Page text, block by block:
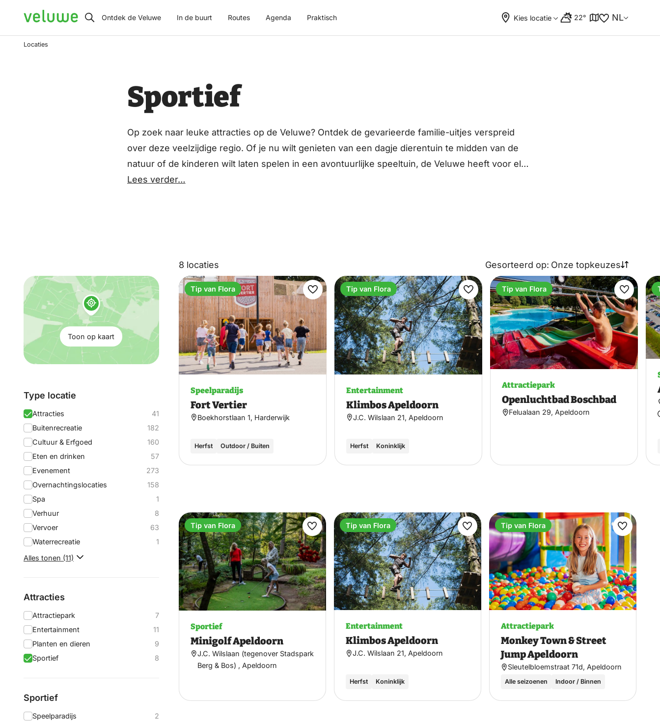
Veluwe Ontdek de Veluwe In de buurt Routes Agenda Praktisch Kies locatie 22° NL
Locaties
Sportief
Op zoek naar leuke attracties op de Veluwe? Ontdek de gevarieerde familie-uitjes verspreid
over deze veelzijdige regio. Of je nu wilt genieten van een dagje dierentuin te midden van de
natuur of de kinderen wilt laten spelen in een avontuurlijke speeltuin, de Veluwe heeft voor elk
gezin wat wils. Van educatieve kinderboerderijen en gezellige pluktuinen tot spannende
Lees verder…
8 locaties Gesorteerd op: Onze topkeuzes
Speelparadijs
Fort Vertier
Boekhorstlaan 1, Harderwijk
Herfst Outdoor / Buiten
Tip van Flora
Maak
favoriet
Entertainment
Klimbos Apeldoorn
J.C. Wilslaan 21, Apeldoorn
Herfst Koninklijk
Tip van Flora
Maak
favoriet
Attractiepark
Openluchtbad Boschbad
Felualaan 29, Apeldoorn
Tip van Flora
Maak
favoriet
Sportief
Minigolf Apeldoorn
J.C. Wilslaan (tegenover Stadspark
Berg & Bos) , Apeldoorn
Tip van Flora
Maak
favoriet
Entertainment
Klimbos Apeldoorn
J.C. Wilslaan 21, Apeldoorn
Herfst Koninklijk
Tip van Flora
Maak
favoriet
Attractiepark
Monkey Town & Street
Jump Apeldoorn
Sleutelbloemstraat 71d, Apeldoorn
Alle seizoenen Indoor / Binnen
Tip van Flora
Maak
favoriet
Toon
op
kaart:
Toon op kaart
Filteren
op:
Type locatie
Attracties
41
Buitenrecreatie
182
Cultuur & Erfgoed
160
Eten en drinken
57
Evenement
273
Overnachtingslocaties
158
Spa
1
Verhuur
8
Vervoer
63
Waterrecreatie
1
Alles tonen (11)
Attracties
Attractiepark
7
Entertainment
11
Planten en dieren
9
Sportief
8
Sportief
Speelparadijs 2